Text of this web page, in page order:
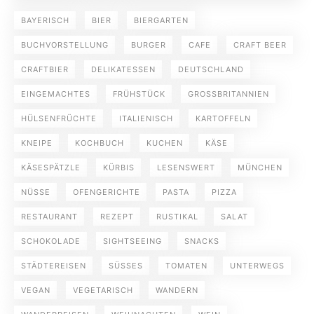
BAYERISCH BIER BIERGARTEN
BUCHVORSTELLUNG BURGER CAFE CRAFT BEER
CRAFTBIER DELIKATESSEN DEUTSCHLAND
EINGEMACHTES FRÜHSTÜCK GROSSBRITANNIEN
HÜLSENFRÜCHTE ITALIENISCH KARTOFFELN
KNEIPE KOCHBUCH KUCHEN KÄSE
KÄSESPÄTZLE KÜRBIS LESENSWERT MÜNCHEN
NÜSSE OFENGERICHTE PASTA PIZZA
RESTAURANT REZEPT RUSTIKAL SALAT
SCHOKOLADE SIGHTSEEING SNACKS
STÄDTEREISEN SÜSSES TOMATEN UNTERWEGS
VEGAN VEGETARISCH WANDERN